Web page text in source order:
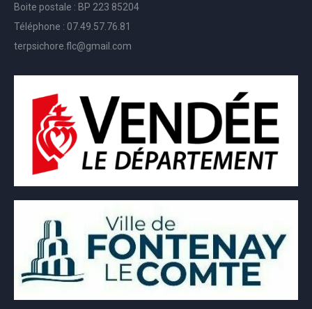
Boite postale : BP 223 85204
Téléphone : 07.49.57.76.81
terpsichore.flc@gmail.com